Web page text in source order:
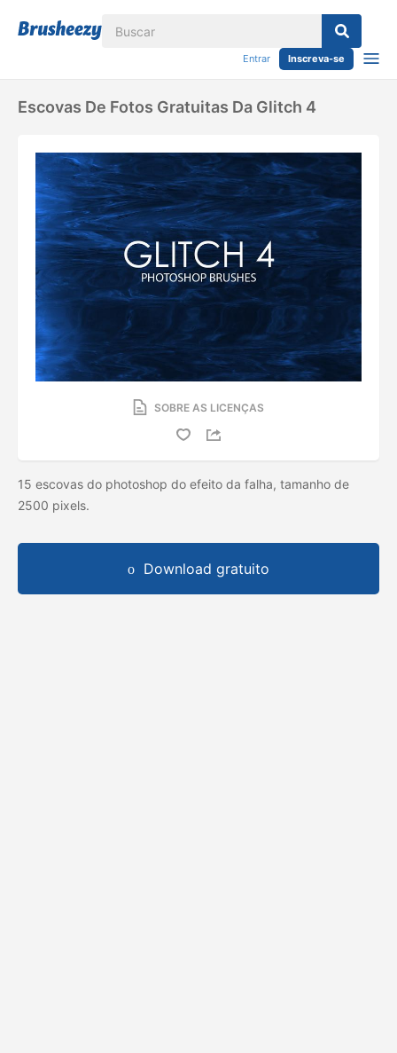
Entrar Inscreva-se
Escovas De Fotos Gratuitas Da Glitch 4
SOBRE AS LICENÇAS
15 escovas do photoshop do efeito da falha, tamanho de
2500 pixels.
Download gratuito